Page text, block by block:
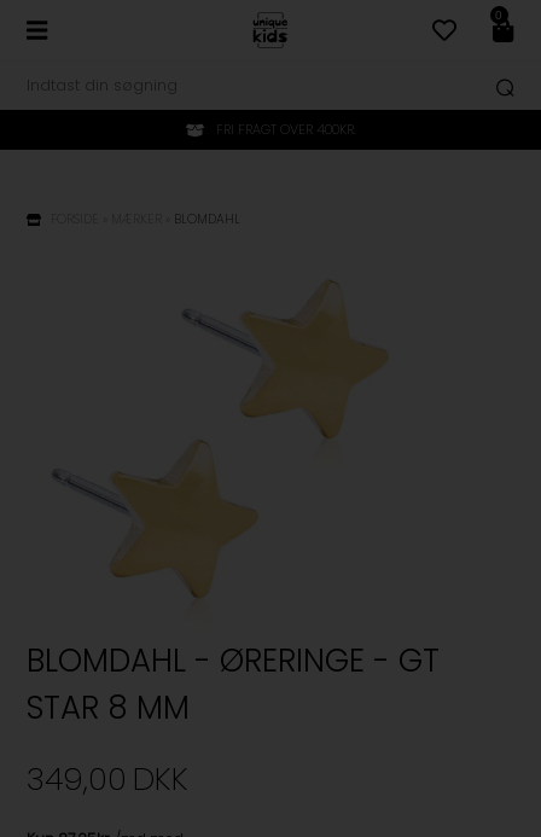
0
FRI FRAGT OVER 400KR.
BLOMDAHL
BLOMDAHL - ØRERINGE - GT
STAR 8 MM
349,00 DKK